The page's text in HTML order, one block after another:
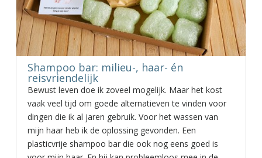
Shampoo bar: milieu-, haar- én
reisvriendelijk
Bewust leven doe ik zoveel mogelijk. Maar het kost
vaak veel tijd om goede alternatieven te vinden voor
dingen die ik al jaren gebruik. Voor het wassen van
mijn haar heb ik de oplossing gevonden. Een
plasticvrije shampoo bar die ook nog eens goed is